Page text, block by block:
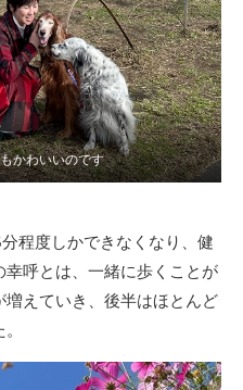
かわいいのです
程度しかできなくなり、健
呼とは、一緒に歩くことが
えていき、後半はほとんど